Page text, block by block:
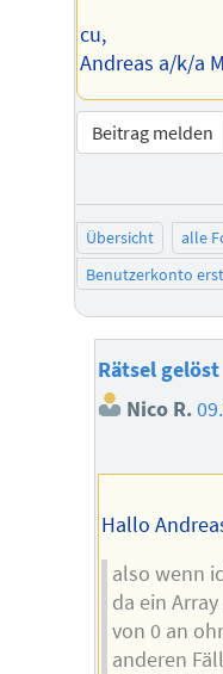
cu,
Andreas a/k/a
Beitrag melden
Übersicht alle
Benutzerkonto
Rätsel gelöst
Nico R.
Hallo
also wenn
da ein
von 0 an
anderen